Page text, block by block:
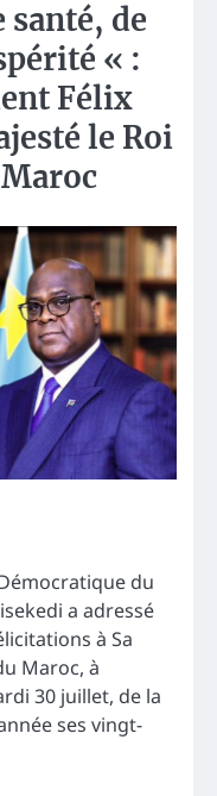
santé, de
« :
Félix
le Roi
du
a adressé
à Sa
Maroc, à
30 juillet, de la
ses vingt-